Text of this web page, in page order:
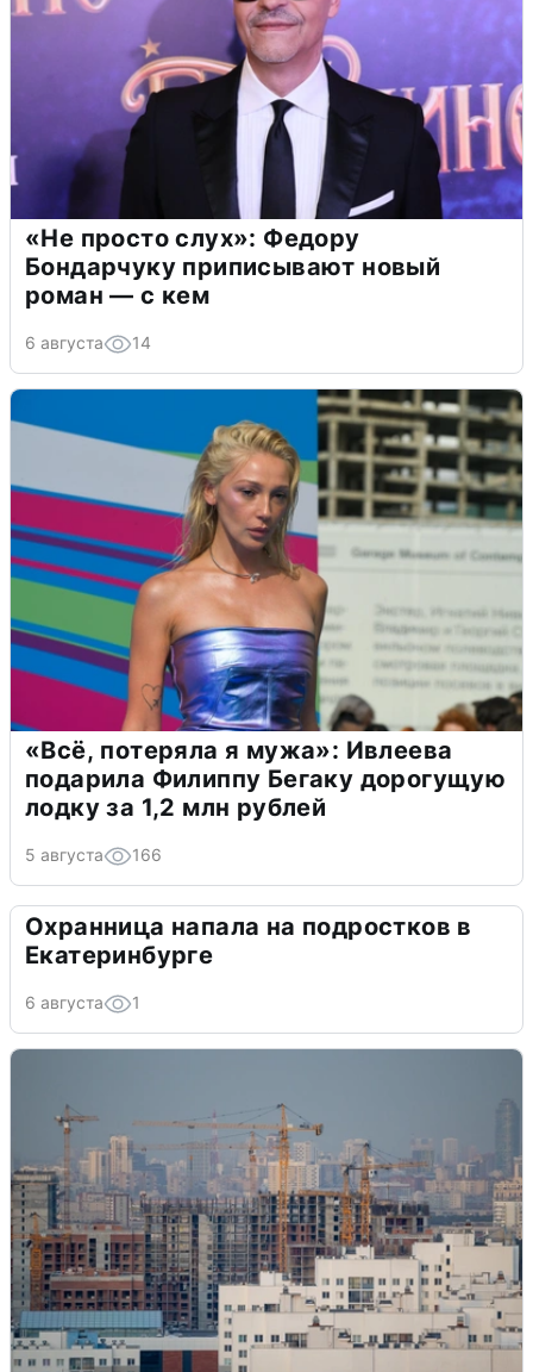
«Не просто слух»: Федору
Бондарчуку приписывают новый
роман — с кем
6 августа 14
«Всё, потеряла я мужа»: Ивлеева
подарила Филиппу Бегаку дорогущую
лодку за 1,2 млн рублей
5 августа 166
Охранница напала на подростков в
Екатеринбурге
6 августа 1